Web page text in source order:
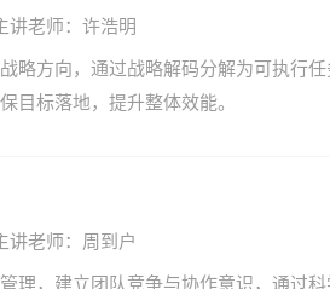
讲老师：许浩明
略方向，通过战略解码分解为可执行
目标落地，提升整体效能。
讲老师：周到户
理，建立团队竞争与协作意识，通过